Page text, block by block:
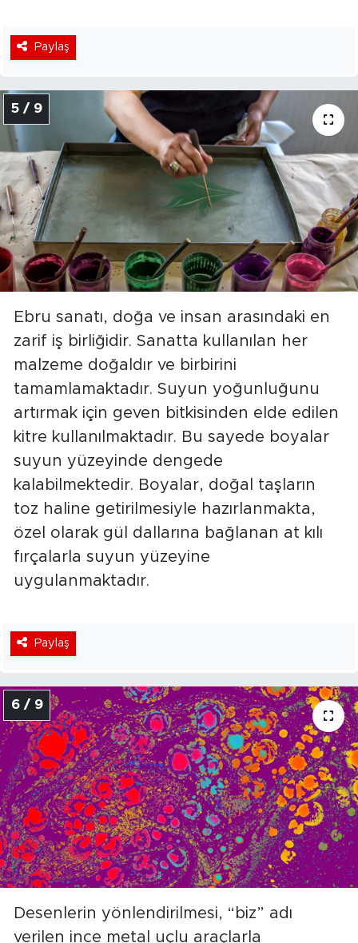
Paylaş
5 / 9
Ebru sanatı, doğa ve insan arasındaki en
zarif iş birliğidir. Sanatta kullanılan her
malzeme doğaldır ve birbirini
tamamlamaktadır. Suyun yoğunluğunu
artırmak için geven bitkisinden elde edilen
kitre kullanılmaktadır. Bu sayede boyalar
suyun yüzeyinde dengede
kalabilmektedir. Boyalar, doğal taşların
toz haline getirilmesiyle hazırlanmakta,
özel olarak gül dallarına bağlanan at kılı
fırçalarla suyun yüzeyine
uygulanmaktadır.
Paylaş
6 / 9
Desenlerin yönlendirilmesi, “biz” adı
verilen ince metal uçlu araçlarla